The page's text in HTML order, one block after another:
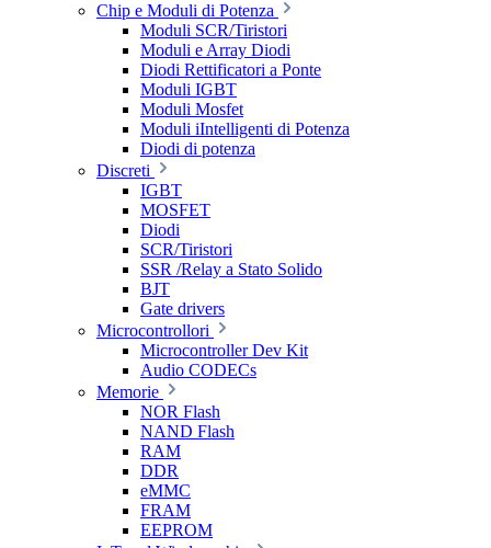
Chip e Moduli di Potenza
Moduli SCR/Tiristori
Moduli e Array Diodi
Diodi Rettificatori a Ponte
Moduli IGBT
Moduli Mosfet
Moduli iIntelligenti di Potenza
Diodi di potenza
Discreti
IGBT
MOSFET
Diodi
SCR/Tiristori
SSR /Relay a Stato Solido
BJT
Gate drivers
Microcontrollori
Microcontroller Dev Kit
Audio CODECs
Memorie
NOR Flash
NAND Flash
RAM
DDR
eMMC
FRAM
EEPROM